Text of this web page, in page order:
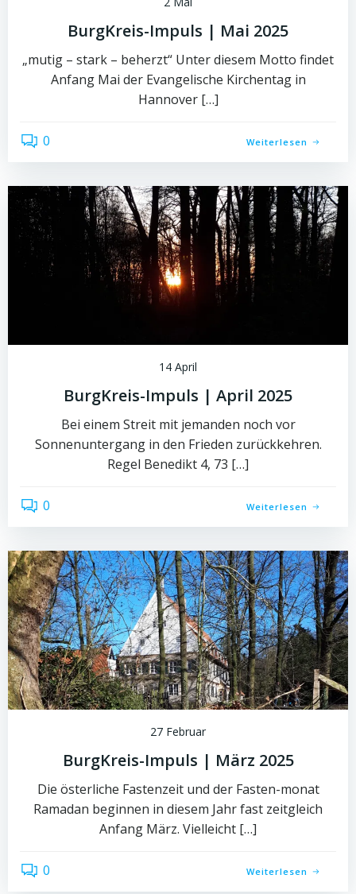
BurgKreis-Impuls | Mai 2025
„mutig – stark – beherzt“ Unter diesem Motto findet
Anfang Mai der Evangelische Kirchentag in
Hannover […]
0 Weiterlesen
14 April
BurgKreis-Impuls | April 2025
Bei einem Streit mit jemanden noch vor
Sonnenuntergang in den Frieden zurückkehren.
Regel Benedikt 4, 73 […]
0 Weiterlesen
27 Februar
BurgKreis-Impuls | März 2025
Die österliche Fastenzeit und der Fasten-monat
Ramadan beginnen in diesem Jahr fast zeitgleich
Anfang März. Vielleicht […]
0 Weiterlesen